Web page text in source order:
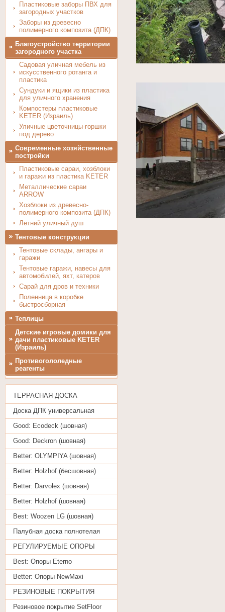
Пластиковые заборы ПВХ для
загородных участков
Заборы из древесно
полимерного композита (ДПК)
Благоустройство территории
загородного участка
Садовая уличная мебель из
искусственного ротанга и
пластика
Сундуки и ящики из пластика
для уличного хранения
Компостеры пластиковые
KETER (Израиль)
Уличные цветочницы-горшки
под дерево
Современные хозяйственные
постройки
Пластиковые сараи, хозблоки
и гаражи из пластика KETER
Металлические сараи
ARROW
Хозблоки из древесно-
полимерного композита (ДПК)
Летний уличный душ
Тентовые конструкции
Тентовые склады, ангары и
гаражи
Тентовые гаражи, навесы для
автомобилей, яхт, катеров
Сарай для дров и техники
Поленница в коробке
быстросборная
Теплицы
Детские игровые домики для
дачи пластиковые KETER
(Израиль)
Противогололедные
реагенты
ТЕРРАСНАЯ ДОСКА
Доска ДПК универсальная
Good: Ecodeck (шовная)
Good: Deckron (шовная)
Better: OLYMPIYA (шовная)
Better: Holzhof (бесшовная)
Better: Darvolex (шовная)
Better: Holzhof (шовная)
Best: Woozen LG (шовная)
Палубная доска полнотелая
РЕГУЛИРУЕМЫЕ ОПОРЫ
Best: Oпоры Eterno
Better: Опоры NewMaxi
РЕЗИНОВЫЕ ПОКРЫТИЯ
Резиновое покрытие SetFloor